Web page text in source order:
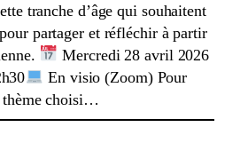
tranche d’âge qui souhaitent
partager et réfléchir à partir
Mercredi 28 avril 2026
En visio (Zoom) Pour
thème choisi…